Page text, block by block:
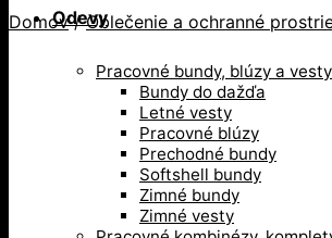
Odevy
Pracovné bundy, blúzy a vesty
Bundy do dažďa
Letné vesty
Pracovné blúzy
Prechodné bundy
Softshell bundy
Zimné bundy
Zimné vesty
Domov / Oblečenie a ochranné